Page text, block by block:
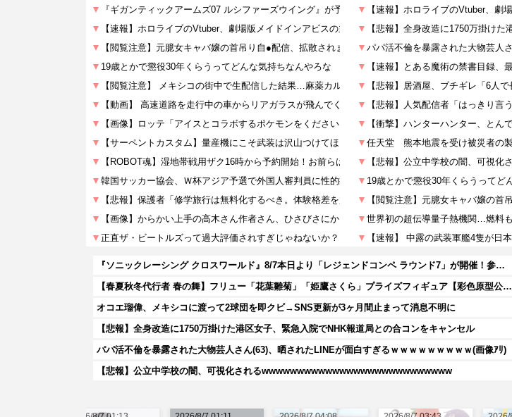
『ソニックレーシング クロスワールド』8/7本日より「レジェンドコンペ ラウンド7」が開催！参加者には「ソニックサマーステッカー」プレゼント
【春夏秋冬代行者 春の舞】フリュー「花葉雛菊」「姫鷹さくら」プライズフィギュア【彩色原型公開】
オコエ瑠偉、メキシコに渡って2球団を即クビ→SNS更新が3ヶ月間止まって消息不明に
【悲報】全身改造に1750万掛けた港区女子、緊急入院でNHK報道局との合コンをキャンセル
パパ活不倫を暴露された大物芸人さん(63)、晒されたLINEが面白すぎるｗｗｗｗｗｗｗｗｗ(画像ｱﾘ)
【悲報】公立中学校の闇、可視化されるwwwwwwwwwwwwwwwwwwwwwwwwwww